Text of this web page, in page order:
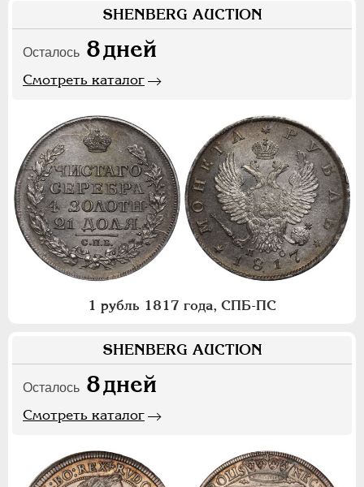
SHENBERG AUCTION
Осталось 8дней
Смотреть каталог
1 рубль 1817 года, СПБ-ПС
SHENBERG AUCTION
Осталось 8дней
Смотреть каталог